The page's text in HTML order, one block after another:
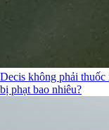
Decis không phải
bị phạt bao nhiêu?